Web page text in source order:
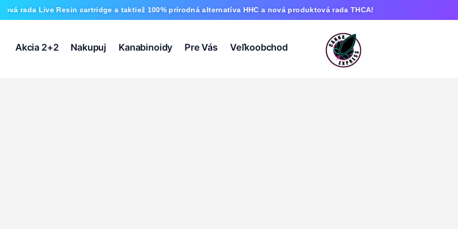
Resin cartridge a taktiež 100% prírodná alternatíva HHC a nová produktová rada THCA!
Akcia 2+2 Nakupuj Kanabinoidy Pre Vás Veľkoobchod